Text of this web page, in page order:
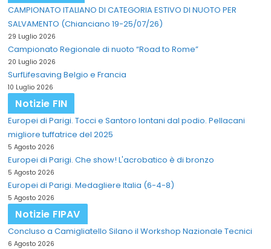
CAMPIONATO ITALIANO DI CATEGORIA ESTIVO DI NUOTO PER
SALVAMENTO (Chianciano 19-25/07/26)
29 Luglio 2026
Campionato Regionale di nuoto “Road to Rome”
20 Luglio 2026
SurfLifesaving Belgio e Francia
10 Luglio 2026
Notizie FIN
Europei di Parigi. Tocci e Santoro lontani dal podio. Pellacani
migliore tuffatrice del 2025
5 Agosto 2026
Europei di Parigi. Che show! L'acrobatico è di bronzo
5 Agosto 2026
Europei di Parigi. Medagliere Italia (6-4-8)
5 Agosto 2026
Notizie FIPAV
Concluso a Camigliatello Silano il Workshop Nazionale Tecnici
6 Agosto 2026